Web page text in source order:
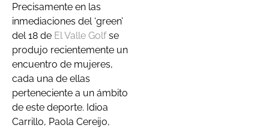
Precisamente en las
inmediaciones del ‘green’
del 18 de El Valle Golfse
produjo recientemente un
encuentro de mujeres,
cada una de ellas
perteneciente a un ámbito
de este deporte. Idioa
Carrillo, Paola Cereijo,